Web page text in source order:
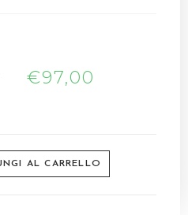
€97,00
AL CARRELLO